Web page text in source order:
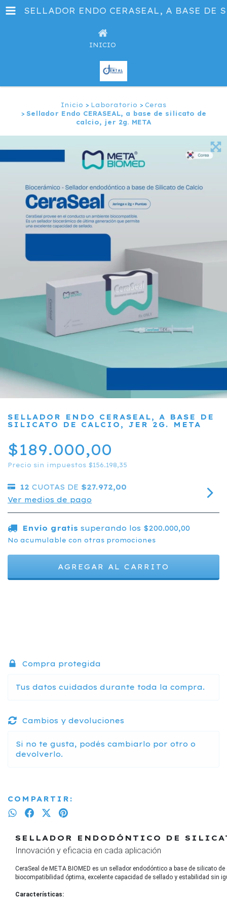
SELLADOR ENDO CERASEAL, A BASE DE
INICIO
Inicio > Laboratorio > Ceras
> Sellador Endo CERASEAL, a base de silicato de
calcio, jer 2g. META
SELLADOR ENDO CERASEAL, A BASE DE
SILICATO DE CALCIO, JER 2G. META
$189.000,00
Precio sin impuestos $156.198,35
12 CUOTAS DE $27.972,00
Ver medios de pago
Envío gratis superando los $200.000,00
No acumulable con otras promociones
Compra protegida
Tus datos cuidados durante toda la compra.
Cambios y devoluciones
Si no te gusta, podés cambiarlo por otro o
devolverlo.
COMPARTIR:
SELLADOR ENDODÓNTICO DE
Innovación y eficacia en cada aplicación
CeraSeal de META BIOMED es un sellador endodóntico a base de silicato
biocompatibilidad óptima, excelente capacidad de sellado y estabilidad
Características: